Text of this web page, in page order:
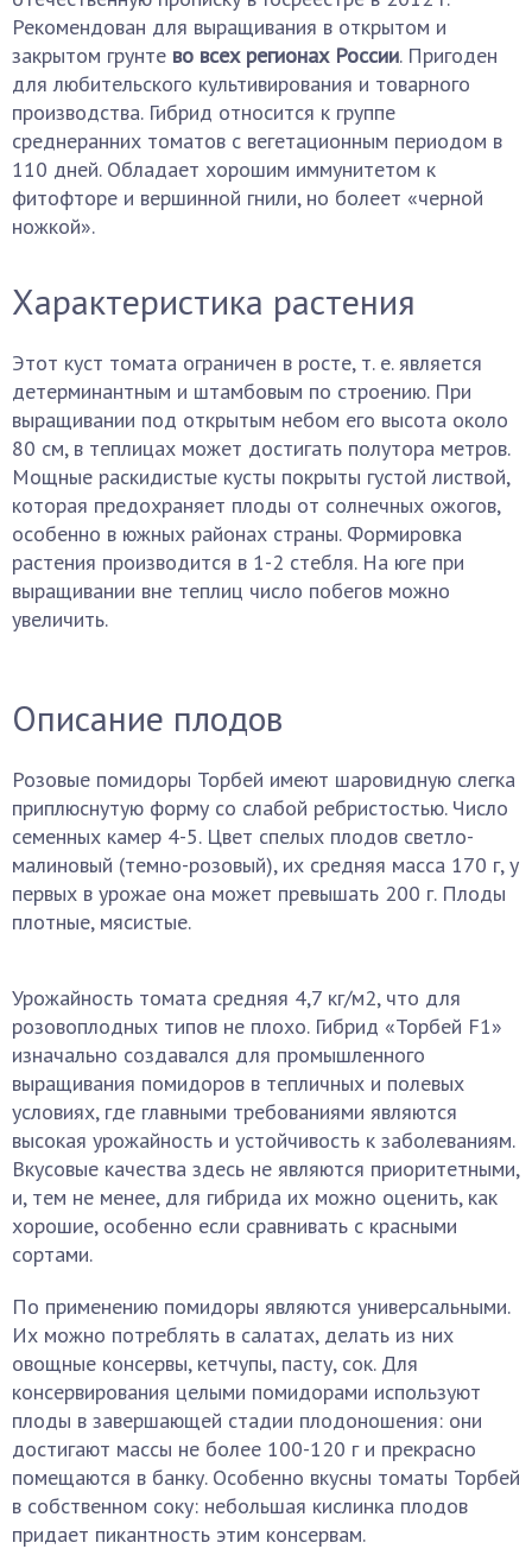
Рекомендован для выращивания в открытом и
закрытом грунте во всех регионах России. Пригоден
для любительского культивирования и товарного
производства. Гибрид относится к группе
среднеранних томатов с вегетационным периодом в
110 дней. Обладает хорошим иммунитетом к
фитофторе и вершинной гнили, но болеет «черной
ножкой».
Характеристика растения
Этот куст томата ограничен в росте, т. е. является
детерминантным и штамбовым по строению. При
выращивании под открытым небом его высота около
80 см, в теплицах может достигать полутора метров.
Мощные раскидистые кусты покрыты густой листвой,
которая предохраняет плоды от солнечных ожогов,
особенно в южных районах страны. Формировка
растения производится в 1-2 стебля. На юге при
выращивании вне теплиц число побегов можно
увеличить.
Описание плодов
Розовые помидоры Торбей имеют шаровидную слегка
приплюснутую форму со слабой ребристостью. Число
семенных камер 4-5. Цвет спелых плодов светло-
малиновый (темно-розовый), их средняя масса 170 г, у
первых в урожае она может превышать 200 г. Плоды
плотные, мясистые.
Урожайность томата средняя 4,7 кг/м2, что для
розовоплодных типов не плохо. Гибрид «Торбей F1»
изначально создавался для промышленного
выращивания помидоров в тепличных и полевых
условиях, где главными требованиями являются
высокая урожайность и устойчивость к заболеваниям.
Вкусовые качества здесь не являются приоритетными,
и, тем не менее, для гибрида их можно оценить, как
хорошие, особенно если сравнивать с красными
сортами.
По применению помидоры являются универсальными.
Их можно потреблять в салатах, делать из них
овощные консервы, кетчупы, пасту, сок. Для
консервирования целыми помидорами используют
плоды в завершающей стадии плодоношения: они
достигают массы не более 100-120 г и прекрасно
помещаются в банку. Особенно вкусны томаты Торбей
в собственном соку: небольшая кислинка плодов
придает пикантность этим консервам.